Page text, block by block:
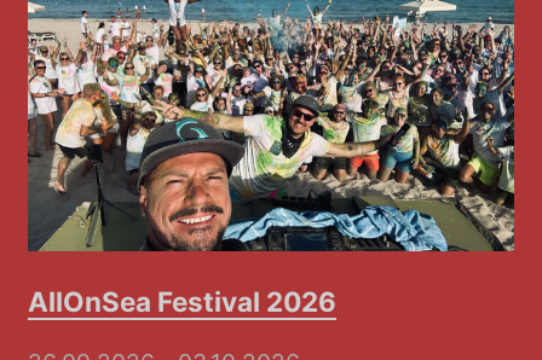
AllOnSea Festival 2026